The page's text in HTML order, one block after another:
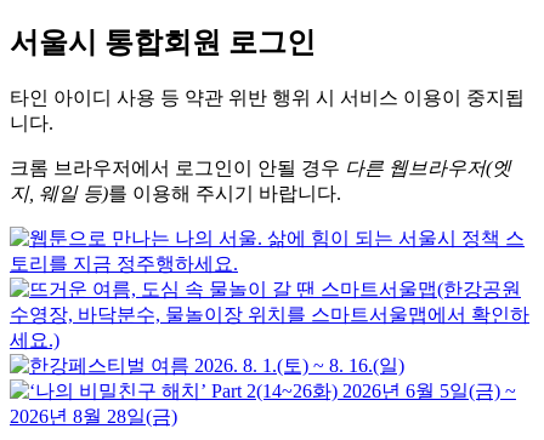
서울시 통합회원 로그인
타인 아이디 사용 등 약관 위반 행위 시 서비스 이용이 중지됩
니다.
크롬 브라우저에서 로그인이 안될 경우 다른 웹브라우저(엣
지, 웨일 등)를 이용해 주시기 바랍니다.